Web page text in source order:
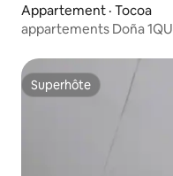
Appartement · Tocoa
appartements Doña 1QU
Superhôte
Superhôte